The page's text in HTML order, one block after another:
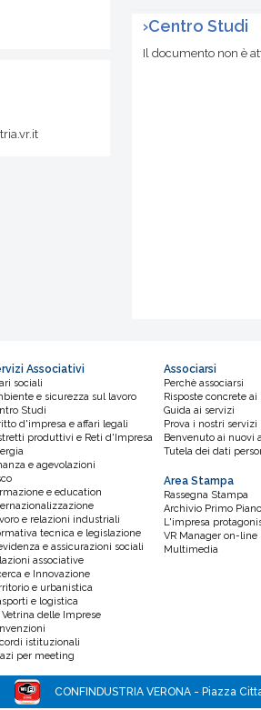
›Centro Studi
Il documento non è
Associativi
sociali
e sicurezza sul lavoro
Studi
d'impresa e affari legali
produttivi e Reti d'Impresa
e agevolazioni
e education
e relazioni industriali
tecnica e legislazione
e assicurazioni sociali
associative
e Innovazione
e urbanistica
e logistica
Vetrina delle Imprese
istituzionali
per meeting
Associarsi
Perchè associarsi
Risposte concrete
Guida ai servizi
Prova i nostri servizi
Benvenuto ai nuovi
Tutela dei dati
Area Stampa
Rassegna Stampa
Archivio Primo Piano
L'impresa
VR Manager on-line
Multimedia
CONFINDUSTRIA VERONA - Piazza